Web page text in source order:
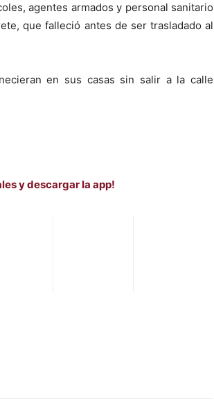
agentes armados y personal sanitario
que falleció antes de ser trasladado al
en sus casas sin salir a la calle
y descargar la app!